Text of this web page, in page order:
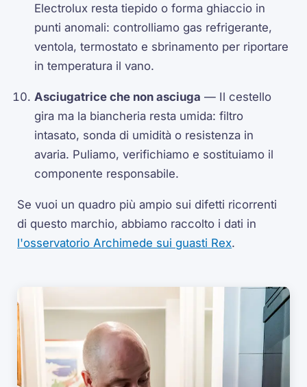
Electrolux resta tiepido o forma ghiaccio in
punti anomali: controlliamo gas refrigerante,
ventola, termostato e sbrinamento per riportare
in temperatura il vano.
Asciugatrice che non asciuga — Il cestello
gira ma la biancheria resta umida: filtro
intasato, sonda di umidità o resistenza in
avaria. Puliamo, verifichiamo e sostituiamo il
componente responsabile.
Se vuoi un quadro più ampio sui difetti ricorrenti
di questo marchio, abbiamo raccolto i dati in
l'osservatorio Archimede sui guasti Rex.